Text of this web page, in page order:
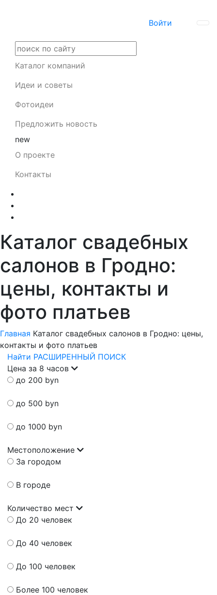
Войти
Каталог компаний
Идеи и советы
Фотоидеи
Предложить новость
new
О проекте
Контакты
Каталог свадебных
салонов в Гродно:
цены, контакты и
фото платьев
Главная Каталог свадебных салонов в Гродно: цены,
контакты и фото платьев
Найти РАСШИРЕННЫЙ ПОИСК
Цена за 8 часов
до 200 byn
до 500 byn
до 1000 byn
Местоположение
За городом
В городе
Количество мест
До 20 человек
До 40 человек
До 100 человек
Более 100 человек